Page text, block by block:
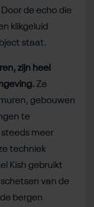
de echo die
klikgeluid
staat.
zijn heel
Ze
gebouwen
te
steeds meer
techniek
Kish gebruikt
van de
bergen